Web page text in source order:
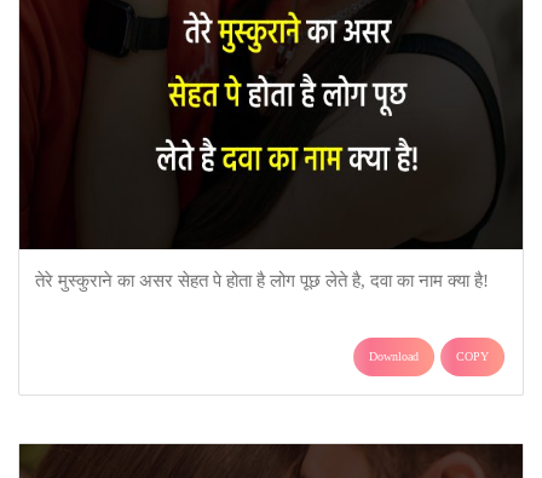
तेरे मुस्कुराने का असर सेहत पे होता है लोग पूछ लेते है, दवा का नाम क्या है!
Download COPY